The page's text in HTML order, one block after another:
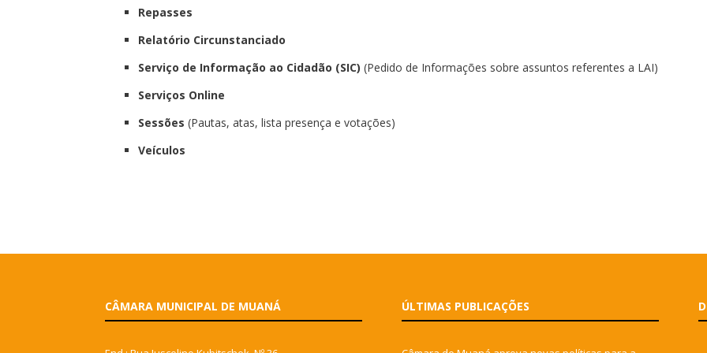
Repasses
Relatório Circunstanciado
Serviço de Informação ao Cidadão (SIC) (Pedido de Informações sobre assuntos referentes a LAI)
Serviços Online
Sessões (Pautas, atas, lista presença e votações)
Veículos
CÂMARA MUNICIPAL DE MUANÁ ÚLTIMAS PUBLICAÇÕES